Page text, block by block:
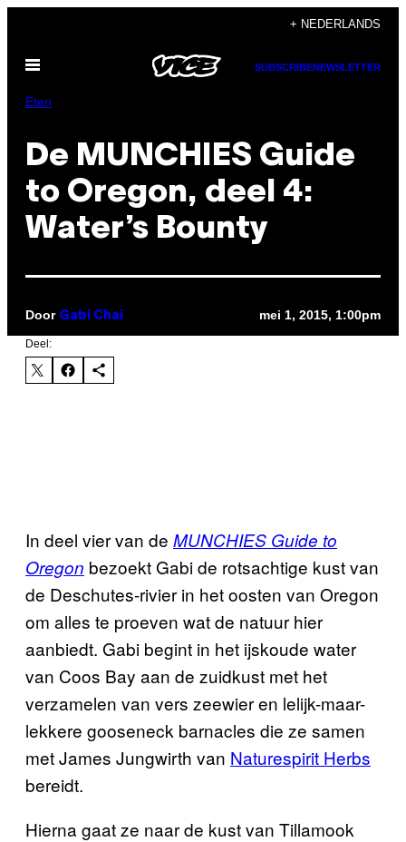
de
inhoud
+ NEDERLANDS
Open
SUBSCRIBENEWSLETTER
Eten
De MUNCHIES Guide
to Oregon, deel 4:
Water’s Bounty
Door Gabi Chai mei 1, 2015, 1:00pm
Deel:
In deel vier van de MUNCHIES Guide to
Oregon bezoekt Gabi de rotsachtige kust van
de Deschutes-rivier in het oosten van Oregon
om alles te proeven wat de natuur hier
aanbiedt. Gabi begint in het ijskoude water
van Coos Bay aan de zuidkust met het
verzamelen van vers zeewier en lelijk-maar-
lekkere gooseneck barnacles die ze samen
met James Jungwirth van Naturespirit Herbs
bereidt.
Hierna gaat ze naar de kust van Tillamook